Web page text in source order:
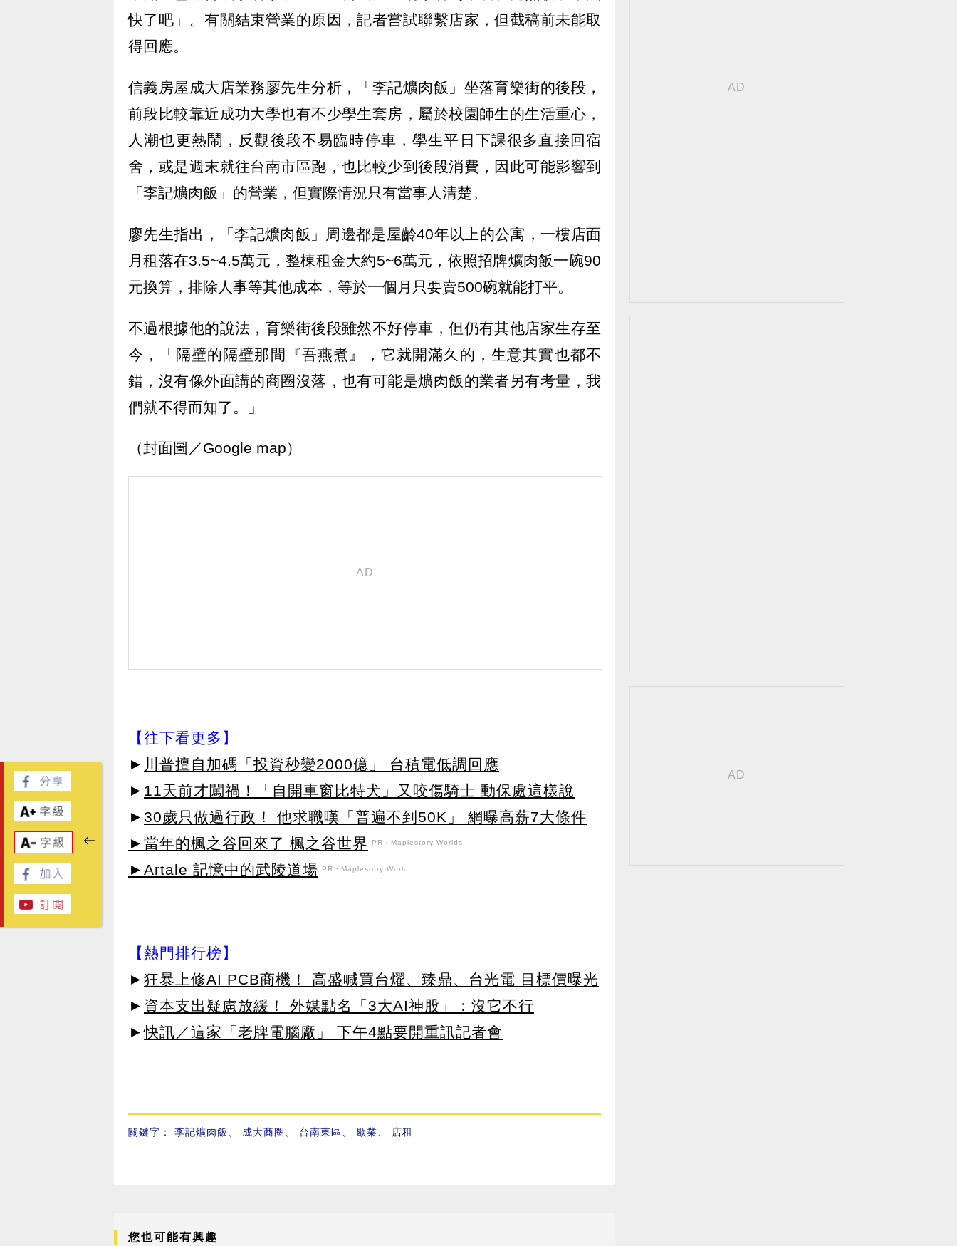
快了吧」。有關結束營業的原因，記者嘗試聯繫店家，但截稿前未能取
得回應。
信義房屋成大店業務廖先生分析，「李記爌肉飯」坐落育樂街的後段，
前段比較靠近成功大學也有不少學生套房，屬於校園師生的生活重心，
人潮也更熱鬧，反觀後段不易臨時停車，學生平日下課很多直接回宿
舍，或是週末就往台南市區跑，也比較少到後段消費，因此可能影響到
「李記爌肉飯」的營業，但實際情況只有當事人清楚。
廖先生指出，「李記爌肉飯」周邊都是屋齡40年以上的公寓，一樓店面
月租落在3.5~4.5萬元，整棟租金大約5~6萬元，依照招牌爌肉飯一碗90
元換算，排除人事等其他成本，等於一個月只要賣500碗就能打平。
不過根據他的說法，育樂街後段雖然不好停車，但仍有其他店家生存至
今，「隔壁的隔壁那間『吾燕煮』，它就開滿久的，生意其實也都不
錯，沒有像外面講的商圈沒落，也有可能是爌肉飯的業者另有考量，我
們就不得而知了。」
（封面圖／Google map）
【往下看更多】
► 川普擅自加碼「投資秒變2000億」 台積電低調回應
► 11天前才闖禍！「自開車窗比特犬」又咬傷騎士 動保處這樣說
► 30歲只做過行政！ 他求職嘆「普遍不到50K」 網曝高薪7大條件
►當年的楓之谷回來了 楓之谷世界
PR・Maplestory Worlds
►Artale 記憶中的武陵道場 PR・Maplestory World
【熱門排行榜】
► 狂暴上修AI PCB商機！ 高盛喊買台燿、臻鼎、台光電 目標價曝光
► 資本支出疑慮放緩！ 外媒點名「3大AI神股」：沒它不行
►快訊／這家「老牌電腦廠」 下午4點要開重訊記者會
關鍵字： 李記爌肉飯、 成大商圈 、 台南東區、 歇業、 店租
您也可能有興趣